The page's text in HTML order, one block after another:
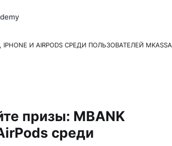
IPHONE И AIRPODS СРЕДИ ПОЛЬЗОВАТЕЛЕЙ MKASSA
призы: MBANK
среди